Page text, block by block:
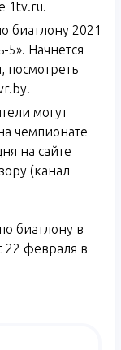
1tv.ru.
биатлону 2021
5». Начнется
посмотреть
могут
чемпионате
на сайте
(канал
биатлону в
22 февраля в